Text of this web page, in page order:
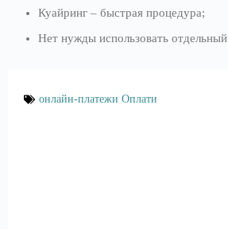
Куайринг – быстрая процедура;
Нет нужды использовать отдельный
онлайн-платежи Оплати